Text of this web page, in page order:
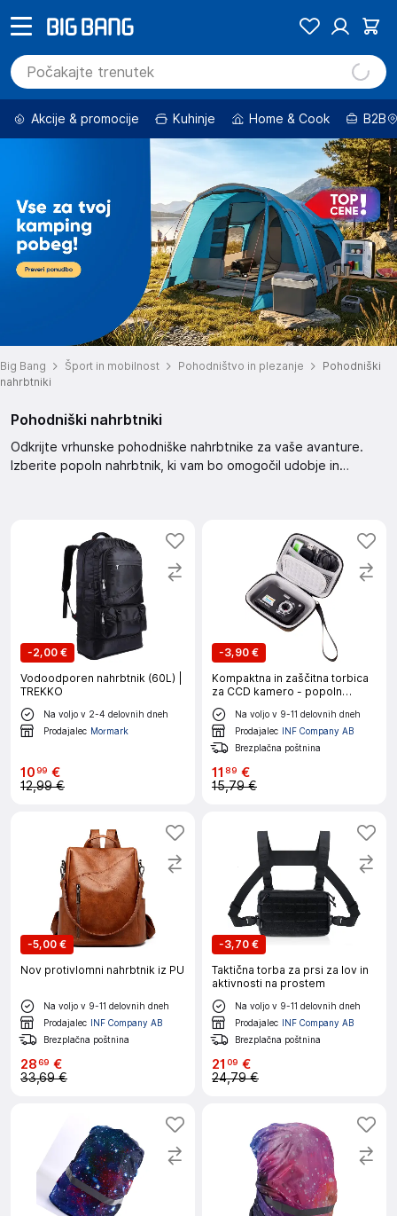
Akcije & promocije Kuhinje Home & Cook B2B
Big Bang Šport in mobilnost Pohodništvo in plezanje
Pohodniški
nahrbtniki
Pohodniški nahrbtniki
Odkrijte vrhunske pohodniške nahrbtnike za vaše avanture.
Izberite popoln nahrbtnik, ki vam bo omogočil udobje in
-2,00 €
Vodoodporen nahrbtnik (60L) |
TREKKO
Na voljo v 2-4 delovnih dneh
Prodajalec Mormark
1099 €
12,99 €
-3,90 €
Kompaktna in zaščitna torbica
za CCD kamero - popoln
spremljevalec na potovanjih
Na voljo v 9-11 delovnih dneh
Prodajalec INF Company AB
Brezplačna poštnina
11 89 €
15,79 €
-5,00 €
Nov protivlomni nahrbtnik iz PU
Na voljo v 9-11 delovnih dneh
Prodajalec INF Company AB
Brezplačna poštnina
2869 €
33,69 €
-3,70 €
Taktična torba za prsi za lov in
aktivnosti na prostem
Na voljo v 9-11 delovnih dneh
Prodajalec INF Company AB
Brezplačna poštnina
21 09 €
24,79 €